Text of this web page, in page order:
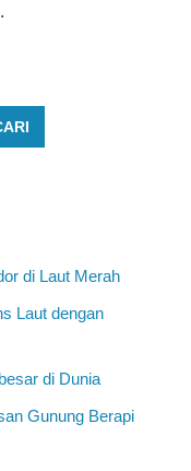
di Laut Merah
Laut dengan
di Dunia
Gunung Berapi